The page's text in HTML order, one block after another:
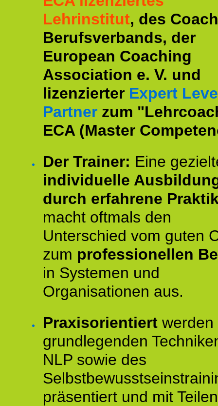
Lehrinstitut, des
Berufsverbands, der
European Coaching
Association e. V. und
lizenzierter Expert
Partner zum
ECA (Master
Der Trainer: Eine
individuelle
durch erfahrene
macht oftmals den
Unterschied vom guten
zum professionellen
in Systemen und
Organisationen aus.
Praxisorientiert werden
grundlegenden
NLP sowie des
präsentiert und mit Teilen